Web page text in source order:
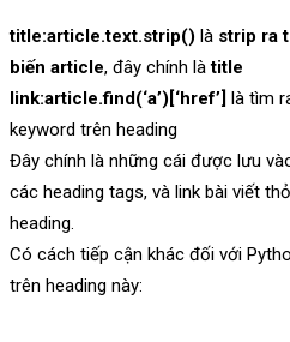
title:article.text.strip() là strip ra
biến article, đây chính làtitle
link:article.find(‘a’)[‘href’] là tìm
keyword trên heading
Đây chính là những cái được lưu
các heading tags, và link bài viết
heading.
Có cách tiếp cận khác đối với
trên heading này: